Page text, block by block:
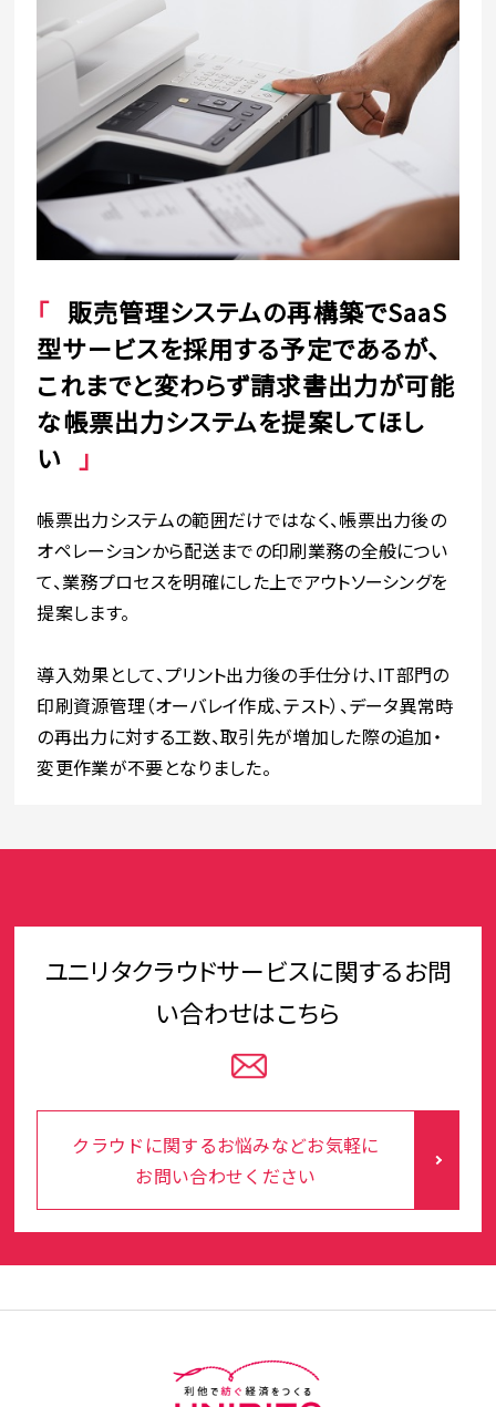
販売管理システムの再構築でSaaS
型サービスを採用する予定であるが、
これまでと変わらず請求書出力が可能
な帳票出力システムを提案してほし
い
帳票出力システムの範囲だけではなく、帳票出力後の
オペレーションから配送までの印刷業務の全般につい
て、業務プロセスを明確にした上でアウトソーシングを
提案します。
導入効果として、プリント出力後の手仕分け、IT部門の
印刷資源管理（オーバレイ作成、テスト）、データ異常時
の再出力に対する工数、取引先が増加した際の追加・
変更作業が不要となりました。
ユニリタクラウドサービスに関するお問
い合わせはこちら
クラウドに関するお悩みなどお気軽に
お問い合わせください